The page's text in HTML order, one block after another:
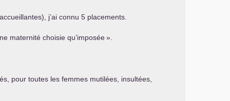
j’ai connu 5 placements.
maternité choisie qu’imposée».
pour toutes les femmes mutilées, insultées,